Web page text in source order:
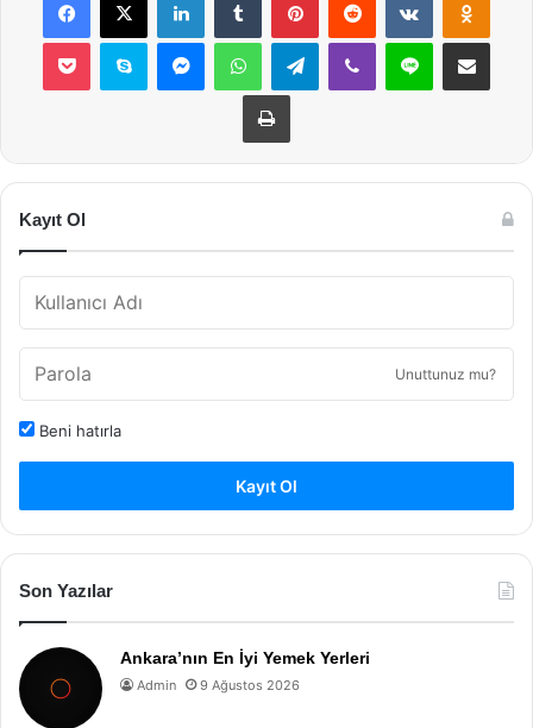
Pocket Skype MessengerWhatsAppTelegramViber Line E-Posta ile
Yazdır
Kayıt Ol
Unuttunuz mu?
Beni hatırla
Kayıt Ol
Son Yazılar
Ankara’nın En İyi Yemek Yerleri
Admin 9 Ağustos 2026